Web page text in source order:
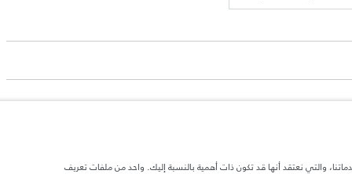
والتي نعتقد أنها قد تكون ذات أهمية بالنسبة إليك. واحد من ملفات تعريف